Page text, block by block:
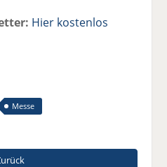
Hier kostenlos
Messe